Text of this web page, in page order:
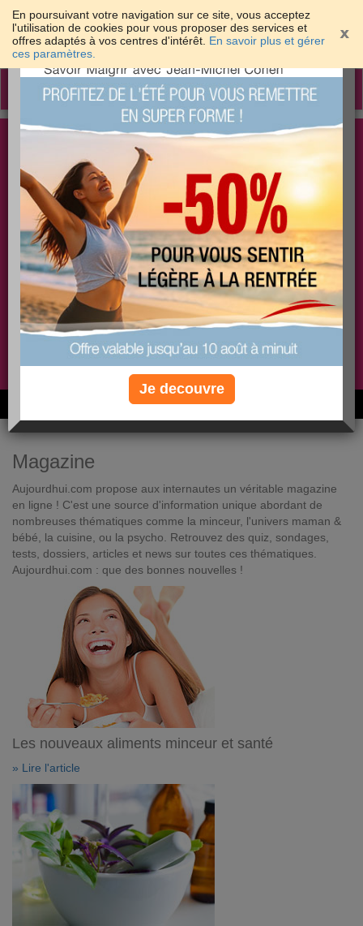
En poursuivant votre navigation sur ce site, vous acceptez
l'utilisation de cookies pour vous proposer des services et
offres adaptés à vos centres d'intérêt. En savoir plus et gérer
ces paramètres.
Toggle
Les meilleures solutions pour maigrir et être bien
dans sa peau
PLUS
EFFICACE
PLUS
SANTÉ
PLUS
COACHING
Non, je préfère le régime gratuit
6M de personnes ont maigri et réappris à manger avec nous
Magazine
Aujourdhui.com propose aux internautes un véritable magazine
en ligne ! C'est une source d'information unique abordant de
nombreuses thématiques comme la minceur, l'univers maman &
bébé, la cuisine, ou la psycho. Retrouvez des quiz, sondages,
tests, dossiers, articles et news sur toutes ces thématiques.
Aujourdhui.com : que des bonnes nouvelles !
Les nouveaux aliments minceur et santé
» Lire l'article
×
Je decouvre